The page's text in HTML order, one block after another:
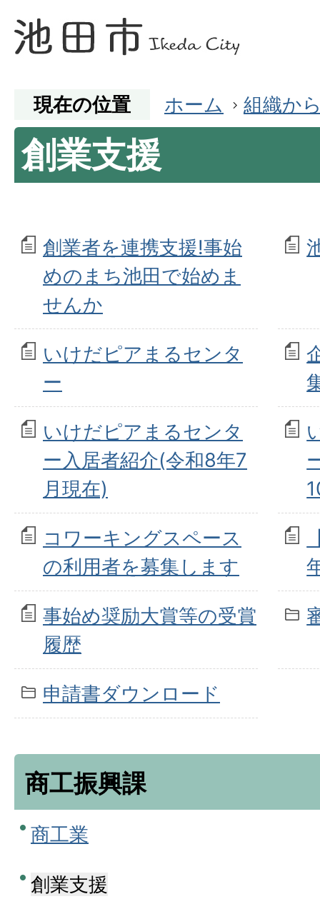
現在の位置 ホーム 組織か
創業支援
創業者を連携支援!事始
めのまち池田で始めま
せんか
いけだピアまるセンタ
ー
いけだピアまるセンタ
ー入居者紹介(令和8年7
月現在)
コワーキングスペース
の利用者を募集します
事始め奨励大賞等の受賞
履歴
申請書ダウンロード
商工振興課
商工業
創業支援